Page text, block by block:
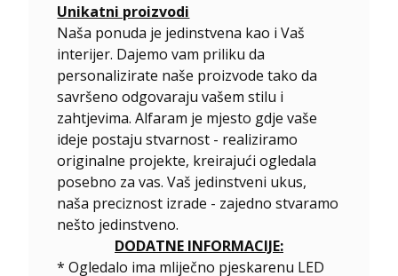
Unikatni proizvodi
Naša ponuda je jedinstvena kao i Vaš
interijer. Dajemo vam priliku da
personalizirate naše proizvode tako da
savršeno odgovaraju vašem stilu i
zahtjevima. Alfaram je mjesto gdje vaše
ideje postaju stvarnost - realiziramo
originalne projekte, kreirajući ogledala
posebno za vas. Vaš jedinstveni ukus,
naša preciznost izrade - zajedno stvaramo
nešto jedinstveno.
DODATNE INFORMACIJE:
* Ogledalo ima mliječno pjeskarenu LED